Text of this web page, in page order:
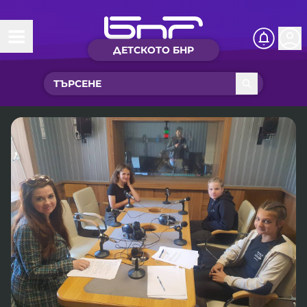
ДЕТСКОТО БНР
Начало
Какво ново?
Рубрики с вълшебства
Детско радио
Чуйте
Новините на детски език
Приказки
Песнички
Искри
Интересен архив
Нашите гости